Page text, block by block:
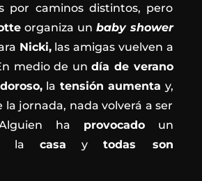
por caminos distintos, pero
organiza un baby shower
Nicki,las amigas vuelven a
medio de undía de verano
la tensión aumenta y,
la jornada, nada volverá a ser
ha provocadoun
la casa ytodas son